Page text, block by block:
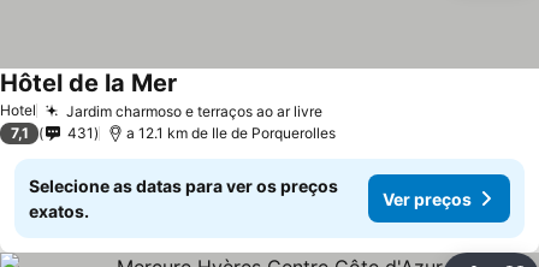
Hotel Jardim charmoso e terraços ao ar livre
Hôtel de la Mer
7,1 431 a 12.1 km de Ile de Porquerolles
Selecione as datas para ver os preços
exatos.
Ver preços